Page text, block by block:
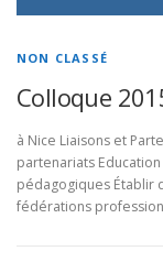
RESSOURCES
NON CLASSÉ
Colloque
à Nice Liaisons et
partenariats
pédagogiques Établir
fédérations